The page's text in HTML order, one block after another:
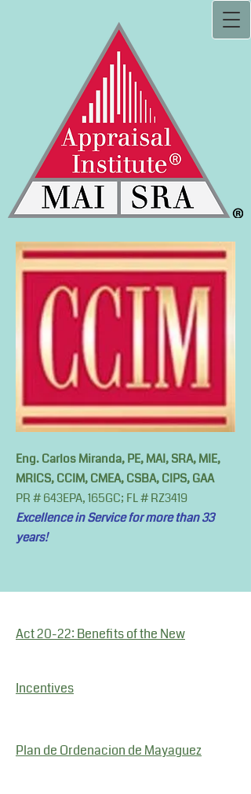
Eng. Carlos Miranda, PE, MAI, SRA, MIE,
MRICS, CCIM, CMEA, CSBA, CIPS, GAA
PR # 643EPA, 165GC; FL # RZ3419
Excellence in Service for more than 33
years!
Act 20-22: Benefits of the New
Incentives
Plan de Ordenacion de Mayaguez